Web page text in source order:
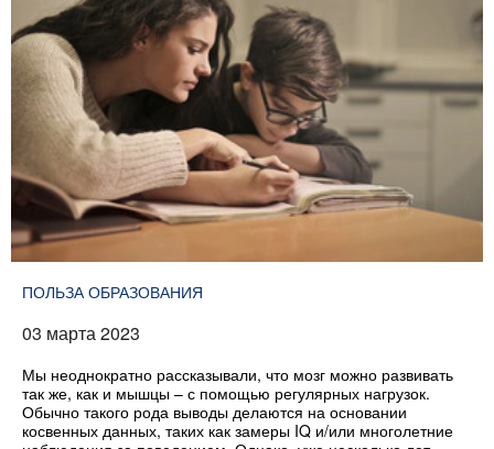
ПОЛЬЗА ОБРАЗОВАНИЯ
03 марта 2023
Мы неоднократно рассказывали, что мозг можно развивать
так же, как и мышцы – с помощью регулярных нагрузок.
Обычно такого рода выводы делаются на основании
косвенных данных, таких как замеры IQ и/или многолетние